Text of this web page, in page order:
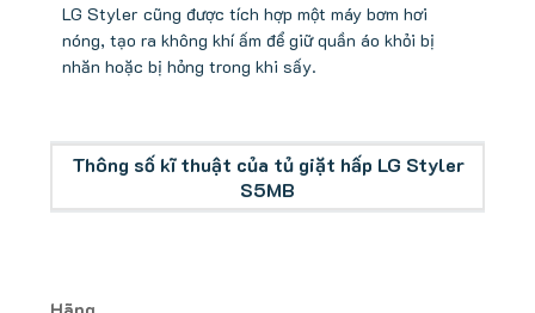
LG Styler cũng được tích hợp một máy bơm hơi
nóng, tạo ra không khí ấm để giữ quần áo khỏi bị
nhăn hoặc bị hỏng trong khi sấy.
Thông số kĩ thuật của tủ giặt hấp LG Styler
S5MB